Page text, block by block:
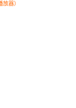
器）